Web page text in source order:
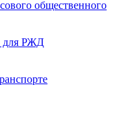
общественного
для РЖД